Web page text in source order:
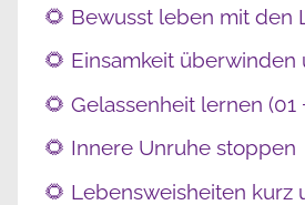
🌻 Bewusst leben mit den
🌻 Einsamkeit überwinden
🌻 Gelassenheit lernen (01
🌻 Innere Unruhe stoppen
🌻 Lebensweisheiten kurz